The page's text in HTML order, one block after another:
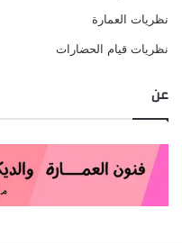
نظريات العمارة
نظريات قيام الحضارات
عن